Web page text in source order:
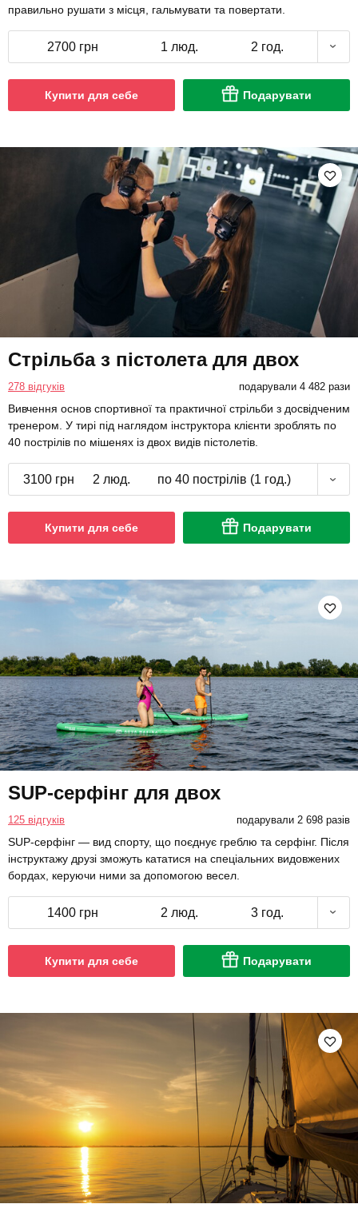
правильно рушати з місця, гальмувати та повертати.
2700 грн 1 люд. 2 год.
Купити для себе Подарувати
Стрільба з пістолета для двох
278 відгуків подарували 4 482 рази
Вивчення основ спортивної та практичної стрільби з досвідченим
тренером. У тирі під наглядом інструктора клієнти зроблять по
40 пострілів по мішенях із двох видів пістолетів.
3100 грн 2 люд. по 40 пострілів (1 год.)
Купити для себе Подарувати
SUP-серфінг для двох
125 відгуків подарували 2 698 разів
SUP-серфінг — вид спорту, що поєднує греблю та серфінг. Після
інструктажу друзі зможуть кататися на спеціальних видовжених
бордах, керуючи ними за допомогою весел.
1400 грн 2 люд. 3 год.
Купити для себе Подарувати